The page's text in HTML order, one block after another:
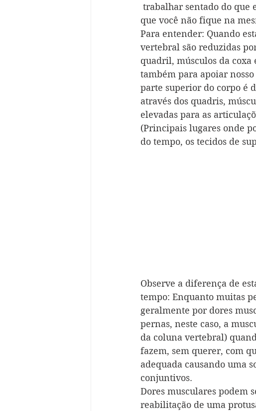
trabalhar sentado do que
que você não fique na
Para entender: Quando
vertebral são reduzidas
quadril, músculos da coxa
também para apoiar
parte superior do corpo é
através dos quadris,
elevadas para as
(Principais lugares onde
do tempo, os tecidos de
Observe a diferença de
tempo: Enquanto muitas
geralmente por dores
pernas, neste caso, a
da coluna vertebral)
fazem, sem querer, com
adequada causando uma
conjuntivos.
Dores musculares podem
reabilitação de uma